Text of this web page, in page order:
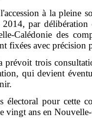
à la pleine
2014, par
Calédonie des
fixées avec précision
prévoit trois
qui devient
électoral pour cette
vingt ans en